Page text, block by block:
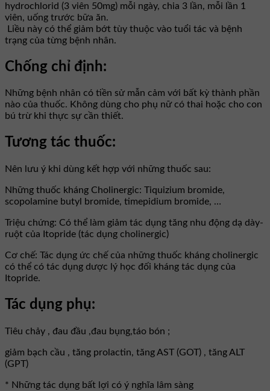
hydrochlorid (3 viên 50mg) mỗi ngày, chia 3 lần, mỗi lần 1
viên, uống trước bữa ăn.
Liều này có thể giảm bớt tùy thuộc vào tuổi tác và bệnh
trạng của từng bệnh nhân.
Chống chỉ định:
Những bệnh nhân có tiền sử mẫn cảm với bất kỳ thành phần
nào của thuốc. Không dùng cho phụ nữ có thai hoặc cho con
bú trừ khi thực sự cần thiết.
Tương tác thuốc:
Nên lưu ý khi dùng kết hợp với những thuốc sau:
Những thuốc kháng Cholinergic: Tiquizium bromide,
scopolamine butyl bromide, timepidium bromide, …
Triệu chứng: Có thể làm giảm tác dụng tăng nhu động dạ dày-
ruột của Itopride (tác dụng cholinergic)
Cơ chế: Tác dụng ức chế của những thuốc kháng cholinergic
có thể có tác dụng dược lý học đối kháng tác dụng của
Itopride.
Tác dụng phụ:
Tiêu chảy , đau đầu ,đau bụng,táo bón ;
giảm bạch cầu , tăng prolactin, tăng AST (GOT) , tăng ALT
(GPT)
* Những tác dụng bất lợi có ý nghĩa lâm sàng